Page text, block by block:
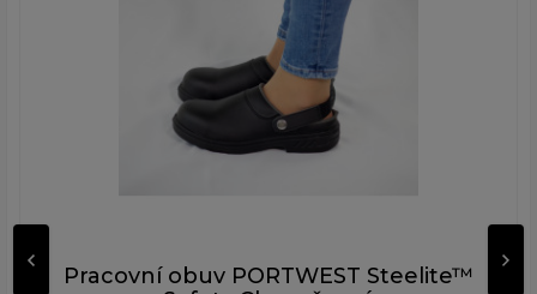
Pracovní obuv PORTWEST Steelite™